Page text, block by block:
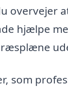
overvejer
hjælpe
som